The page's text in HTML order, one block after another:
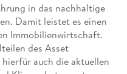
in das nachhaltige
Damit leistet es einen
Immobilienwirtschaft.
des Asset
auch die aktuellen